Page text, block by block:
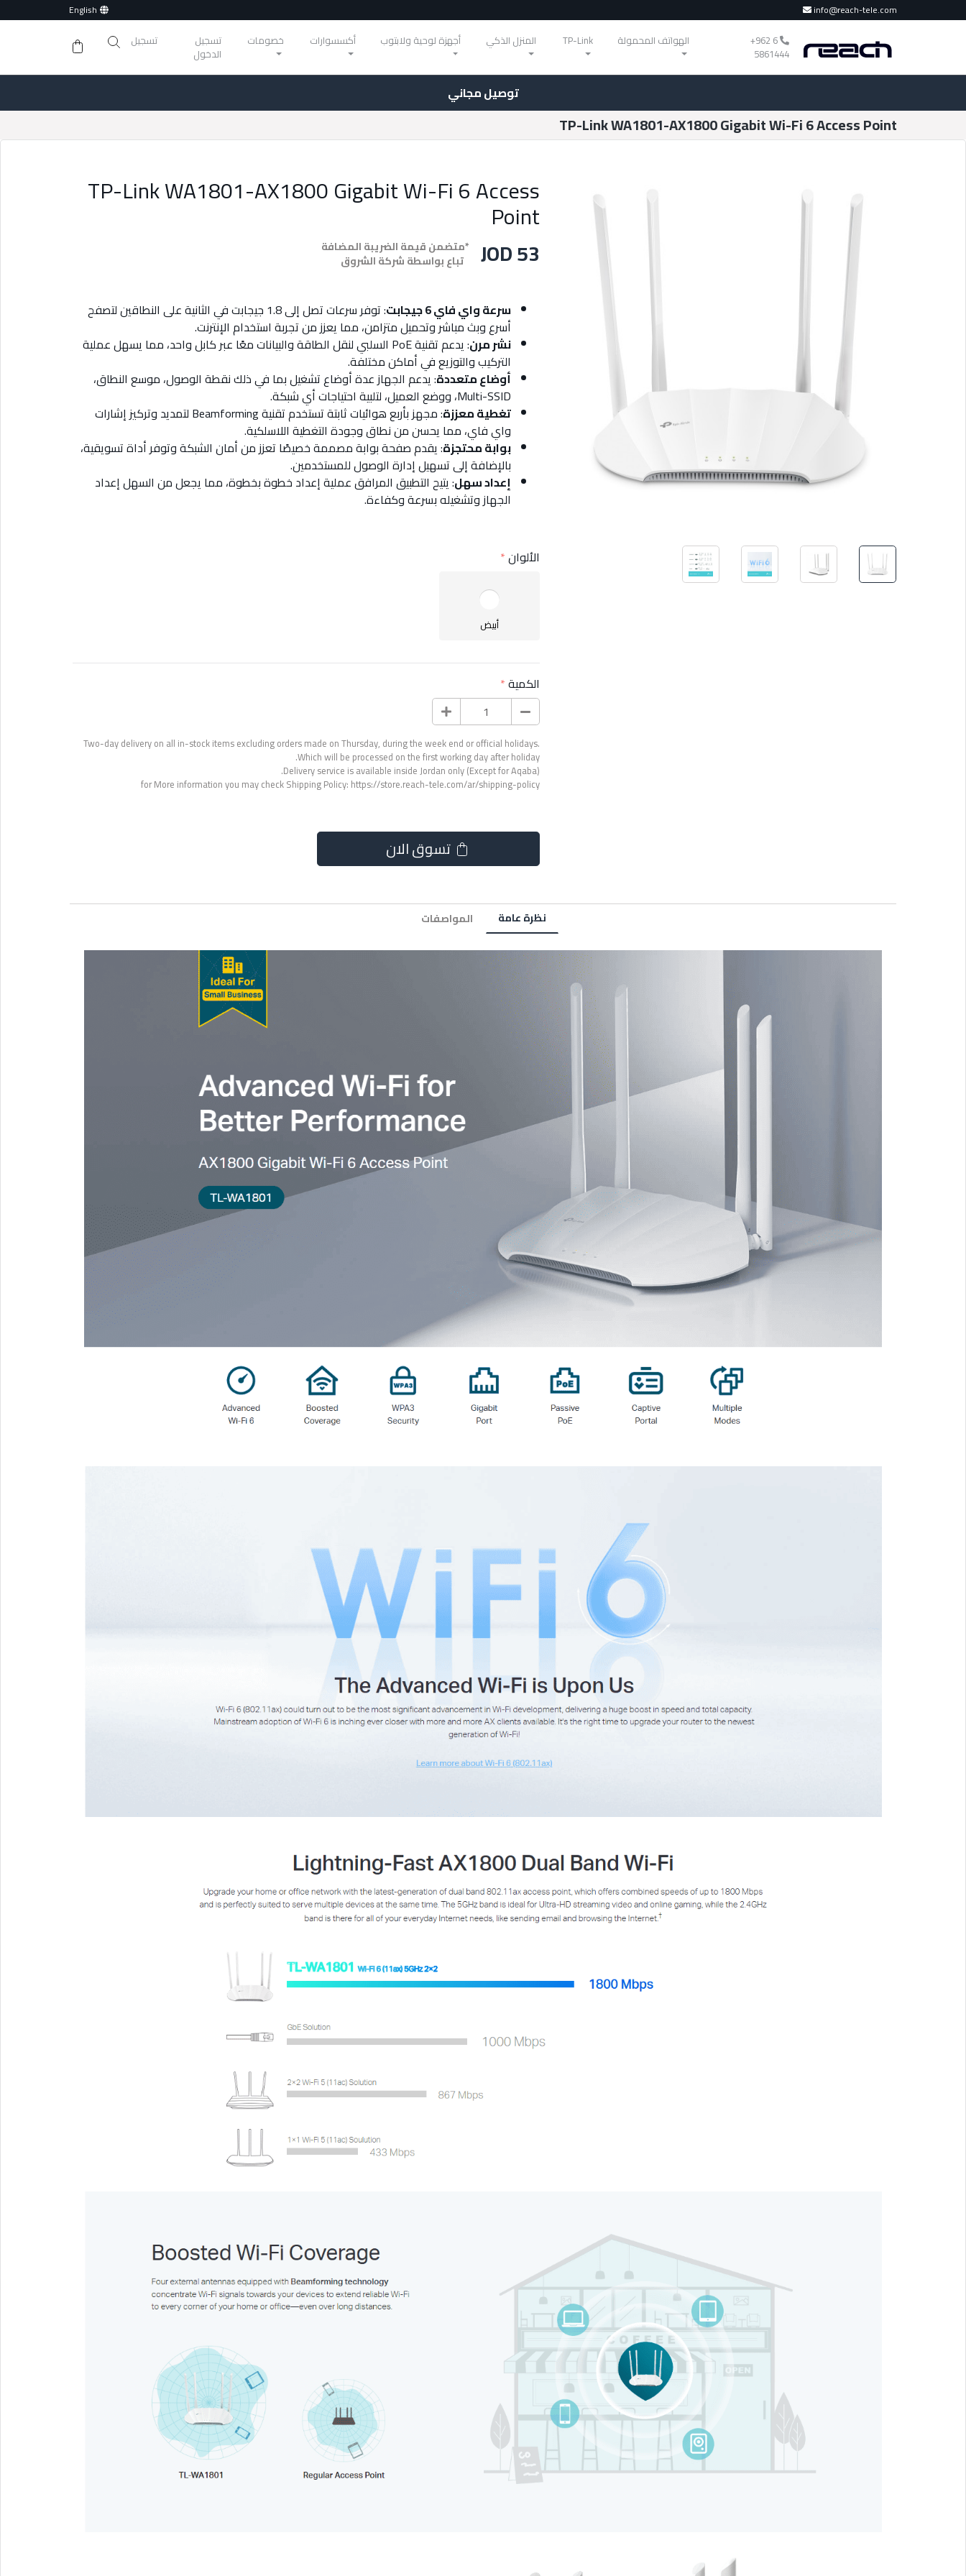
info@reach-tele.com
English
‎+962 6
5861444
الهواتف المحمولة TP-Link المنزل الذكي أجهزة لوحية ولابتوب أكسسوارات خصومات تسجيل
الدخول
تسجيل
توصيل مجاني
TP-Link WA1801-AX1800 Gigabit Wi-Fi 6 Access Point
TP-Link WA1801-AX1800 Gigabit Wi-Fi 6 Access
Point
JOD 53 *متضمن قيمة الضريبة المضافة
تباع بواسطة شركة الشروق
سرعة واي فاي 6 جيجابت
: توفر سرعات تصل إلى 1.8 جيجابت في الثانية على النطاقين لتصفح
أسرع وبث مباشر وتحميل متزامن، مما يعزز من تجربة استخدام الإنترنت.
نشر مرن
: يدعم تقنية PoE السلبي لنقل الطاقة والبيانات معًا عبر كابل واحد، مما يسهل عملية
التركيب والتوزيع في أماكن مختلفة.
أوضاع متعددة: يدعم الجهاز عدة أوضاع تشغيل بما في ذلك نقطة الوصول، موسع النطاق،
Multi-SSID، ووضع العميل، لتلبية احتياجات أي شبكة.
تغطية معززة
: مجهز بأربع هوائيات ثابتة تستخدم تقنية Beamforming لتمديد وتركيز إشارات
واي فاي، مما يحسن من نطاق وجودة التغطية اللاسلكية.
بوابة محتجزة: يقدم صفحة بوابة مصممة خصيصًا تعزز من أمان الشبكة وتوفر أداة تسويقية،
بالإضافة إلى تسهيل إدارة الوصول للمستخدمين.
إعداد سهل: يتيح التطبيق المرافق عملية إعداد خطوة بخطوة، مما يجعل من السهل إعداد
الجهاز وتشغيله بسرعة وكفاءة.
الألوان
أبيض
الكمية
Two-day delivery on all in-stock items excluding orders made on Thursday, during the week end or official holidays.
Which will be processed on the first working day after holiday.
Delivery service is available inside Jordan only (Except for Aqaba).
for More information you may check Shipping Policy: https://store.reach-tele.com/ar/shipping-policy
تسوق الان
نظرة عامة المواصفات